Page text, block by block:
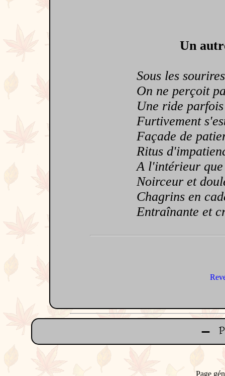
Un
Sous les
On ne perçoit
Une ride parfois
Furtivement
Façade de
Ritus
A l'intérieur que
Noirceur et
Chagrins en
Entraînante et
Page